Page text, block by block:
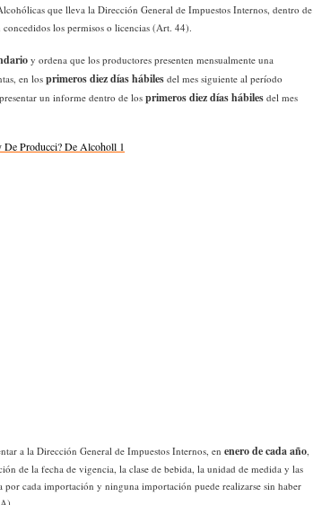
que lleva la Dirección General de Impuestos Internos, dentro de
concedidos los permisos o licencias (Art. 44).
y ordena que los productores presenten mensualmente una
en los primeros diez días hábiles del mes siguiente al período
un informe dentro de los primeros diez días hábiles del mes
De Producci? De Alcoholl 1
a la Dirección General de Impuestos Internos, en enero de cada año
de la fecha de vigencia, la clase de bebida, la unidad de medida y las
por cada importación y ninguna importación puede realizarse sin haber